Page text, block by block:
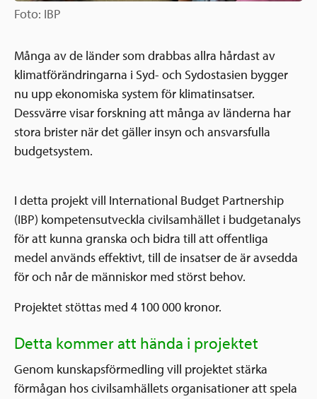
Foto: IBP
Många av de länder som drabbas allra hårdast av
klimatförändringarna i Syd- och Sydostasien bygger
nu upp ekonomiska system för klimatinsatser.
Dessvärre visar forskning att många av länderna har
stora brister när det gäller insyn och ansvarsfulla
budgetsystem.
I detta projekt vill International Budget Partnership
(IBP) kompetensutveckla civilsamhället i budgetanalys
för att kunna granska och bidra till att offentliga
medel används effektivt, till de insatser de är avsedda
för och når de människor med störst behov.
Projektet stöttas med 4 100 000 kronor.
Detta kommer att hända i projektet
Genom kunskapsförmedling vill projektet stärka
förmågan hos civilsamhällets organisationer att spela